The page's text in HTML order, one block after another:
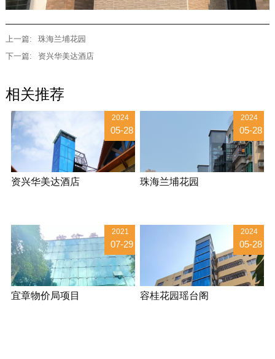
上一篇:
珠海兰埔花园
下一篇:
资兴华美达酒店
相关推荐
2024
05-28
资兴华美达酒店
2024
05-28
珠海兰埔花园
2021
07-29
宜章物价局项目
2024
05-28
容桂花园瑶台阁